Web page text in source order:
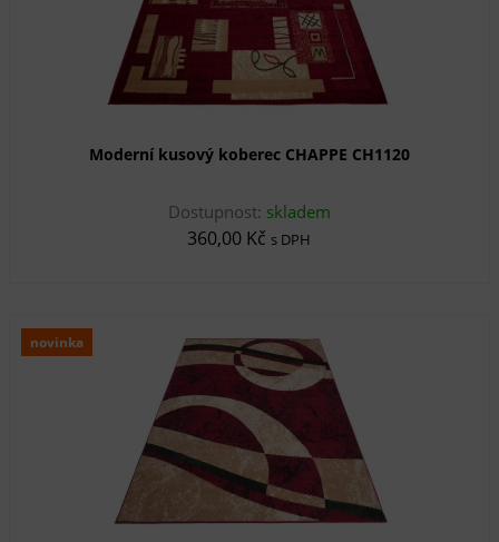
Moderní kusový koberec CHAPPE CH1120
Dostupnost: skladem
360,00 Kč s DPH
novinka